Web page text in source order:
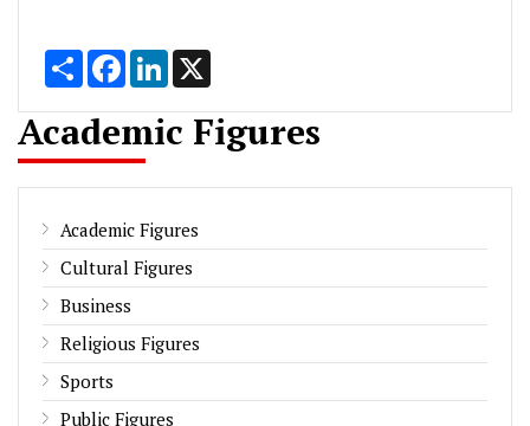
Share FacebookLinkedIn
Academic Figures
Academic Figures
Cultural Figures
Business
Religious Figures
Sports
Public Figures